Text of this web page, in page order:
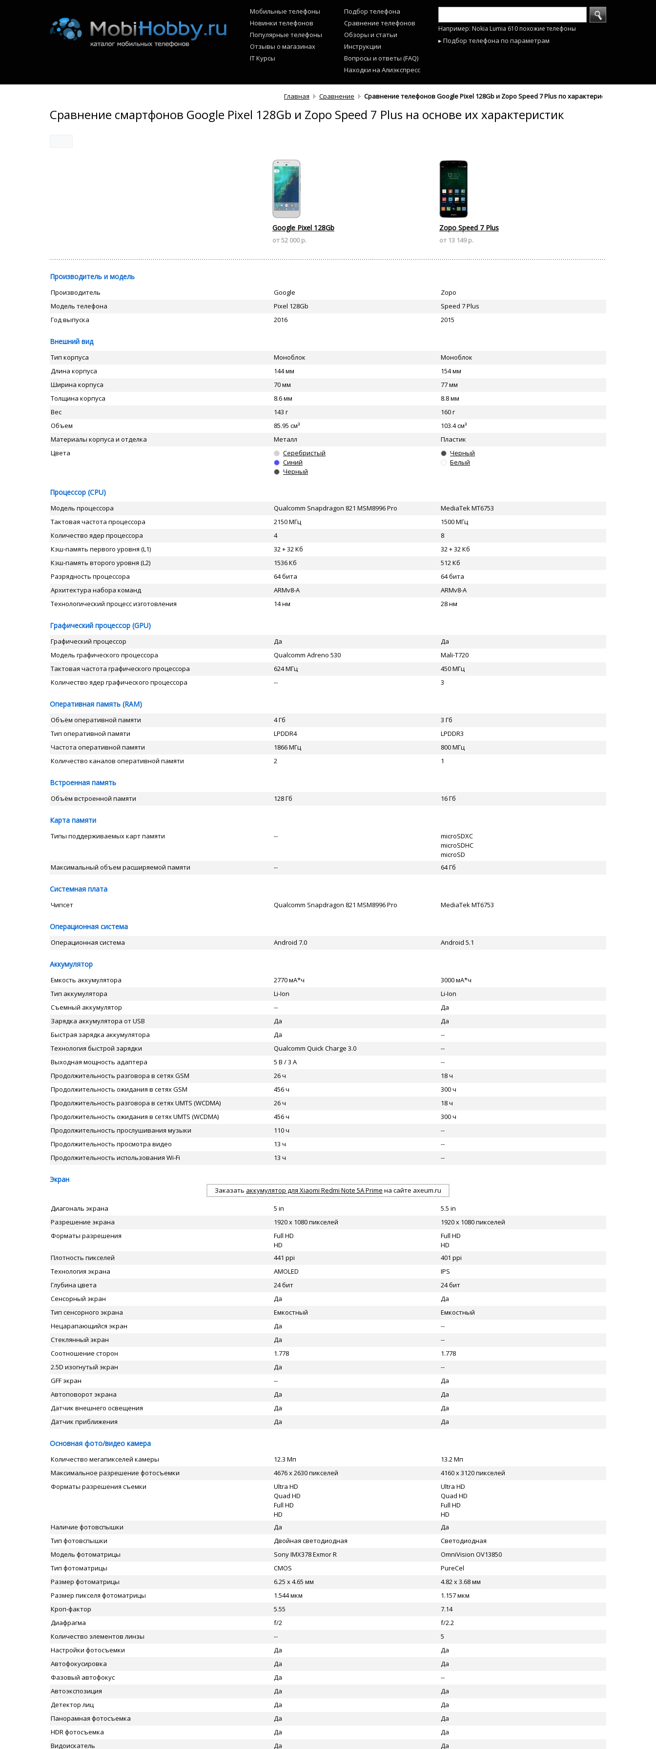
Мобильные телефоны
Новинки телефонов
Популярные телефоны
Отзывы о магазинах
IT Курсы
Подбор телефона
Сравнение телефонов
Обзоры и статьи
Инструкции
Вопросы и ответы (FAQ)
Находки на Алиэкспресс
Например: Nokia Lumia 610 похожие телефоны
▸ Подбор телефона по параметрам
Главная Сравнение Сравнение телефонов Google Pixel 128Gb и Zopo Speed 7 Plus по характеристикам -
Сравнение смартфонов Google Pixel 128Gb и Zopo Speed 7 Plus на основе их характеристик
Google Pixel 128Gb
от 52 000 р.
Zopo Speed 7 Plus
от 13 149 р.
Производитель и модель
Производитель Google
Zopo
Модель телефона
Pixel 128Gb
Speed 7 Plus
Год выпуска
2016 2015
Внешний вид
Тип корпуса Моноблок
Моноблок
Длина корпуса
144 мм
154 мм
Ширина корпуса
70 мм
77 мм
Толщина корпуса
8.6 мм
8.8 мм
Вес
143 г
160 г
Объем
85.95 см³
103.4 см³
Материалы корпуса и отделка
Металл
Пластик
Цвета
Серебристый
Синий
Черный
Черный
Белый
Процессор (CPU)
Модель процессора Qualcomm Snapdragon 821 MSM8996 Pro
MediaTek MT6753
Тактовая частота процессора
2150 МГц
1500 МГц
Количество ядер процессора
4
8
Кэш-память первого уровня (L1)
32 + 32 Кб
32 + 32 Кб
Кэш-память второго уровня (L2)
1536 Кб
512 Кб
Разрядность процессора
64 бита
64 бита
Архитектура набора команд
ARMv8-A
ARMv8-A
Технологический процесс изготовления
14 нм 28 нм
Графический процессор (GPU)
Графический процессор Да
Да
Модель графического процессора
Qualcomm Adreno 530
Mali-T720
Тактовая частота графического процессора
624 МГц
450 МГц
Количество ядер графического процессора
-- 3
Оперативная память (RAM)
Объём оперативной памяти 4 Гб
3 Гб
Тип оперативной памяти
LPDDR4
LPDDR3
Частота оперативной памяти
1866 МГц
800 МГц
Количество каналов оперативной памяти
2 1
Встроенная память
Объём встроенной памяти 128 Гб 16 Гб
Карта памяти
Типы поддерживаемых карт памяти --
microSDXC
microSDHC
microSD
Максимальный объем расширяемой памяти
-- 64 Гб
Системная плата
Чипсет Qualcomm Snapdragon 821 MSM8996 Pro MediaTek MT6753
Операционная система
Операционная система Android 7.0 Android 5.1
Аккумулятор
Емкость аккумулятора 2770 мА*ч
3000 мА*ч
Тип аккумулятора
Li-Ion
Li-Ion
Съемный аккумулятор
--
Да
Зарядка аккумулятора от USB
Да
Да
Быстрая зарядка аккумулятора
Да
--
Технология быстрой зарядки
Qualcomm Quick Charge 3.0
--
Выходная мощность адаптера
5 В / 3 А
--
Продолжительность разговора в сетях GSM
26 ч
18 ч
Продолжительность ожидания в сетях GSM
456 ч
300 ч
Продолжительность разговора в сетях UMTS (WCDMA)
26 ч
18 ч
Продолжительность ожидания в сетях UMTS (WCDMA)
456 ч
300 ч
Продолжительность прослушивания музыки
110 ч
--
Продолжительность просмотра видео
13 ч
--
Продолжительность использования Wi-Fi
13 ч --
Экран
Заказать аккумулятор для Xiaomi Redmi Note 5A Prime на сайте axeum.ru
Диагональ экрана 5 in
5.5 in
Разрешение экрана
1920 x 1080 пикселей
1920 x 1080 пикселей
Форматы разрешения
Full HD
HD
Full HD
HD
Плотность пикселей
441 ppi
401 ppi
Технология экрана
AMOLED
IPS
Глубина цвета
24 бит
24 бит
Сенсорный экран
Да
Да
Тип сенсорного экрана
Емкостный
Емкостный
Нецарапающийся экран
Да
--
Стеклянный экран
Да
--
Соотношение сторон
1.778
1.778
2.5D изогнутый экран
Да
--
GFF экран
--
Да
Автоповорот экрана
Да
Да
Датчик внешнего освещения
Да
Да
Датчик приближения
Да Да
Основная фото/видео камера
Количество мегапикселей камеры 12.3 Мп
13.2 Мп
Максимальное разрешение фотосъемки
4676 x 2630 пикселей
4160 x 3120 пикселей
Форматы разрешения съемки
Ultra HD
Quad HD
Full HD
HD
Ultra HD
Quad HD
Full HD
HD
Наличие фотовспышки
Да
Да
Тип фотовспышки
Двойная светодиодная
Светодиодная
Модель фотоматрицы
Sony IMX378 Exmor R
OmniVision OV13850
Тип фотоматрицы
CMOS
PureCel
Размер фотоматрицы
6.25 x 4.65 мм
4.82 x 3.68 мм
Размер пикселя фотоматрицы
1.544 мкм
1.157 мкм
Кроп-фактор
5.55
7.14
Диафрагма
f/2
f/2.2
Количество элементов линзы
--
5
Настройки фотосъемки
Да
Да
Автофокусировка
Да
Да
Фазовый автофокус
Да
--
Автоэкспозиция
Да
Да
Детектор лиц
Да
Да
Панорамная фотосъемка
Да
Да
HDR фотосъемка
Да
Да
Видоискатель
Да Да